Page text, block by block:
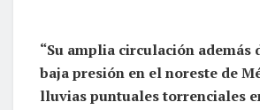
“Su amplia circulación además
baja presión en el noreste de
lluvias puntuales torrenciales